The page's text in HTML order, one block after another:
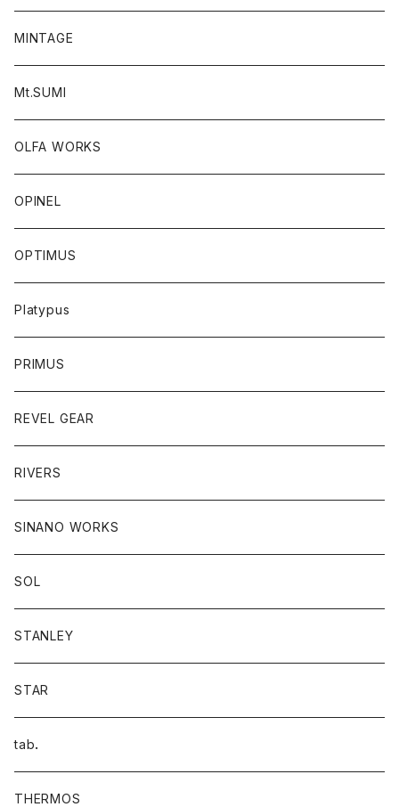
MINTAGE
Mt.SUMI
OLFA WORKS
OPINEL
OPTIMUS
Platypus
PRIMUS
REVEL GEAR
RIVERS
SINANO WORKS
SOL
STANLEY
STAR
tab．
THERMOS